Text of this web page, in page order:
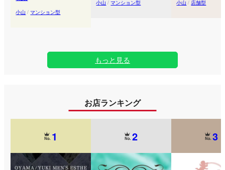
小山 /マンション型
小山 /マンション型 小山 / 店舗型
もっと見る
お店ランキング
1 2 3